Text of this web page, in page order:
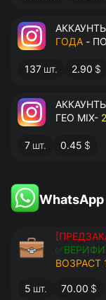
АККАУНТЫ
ГОДА -
137 шт. 2.90 $
АККАУНТЫ
ГЕО MIX-
7 шт. 0.45 $
WhatsApp
ВОЗРАСТ
5 шт. 70.00 $